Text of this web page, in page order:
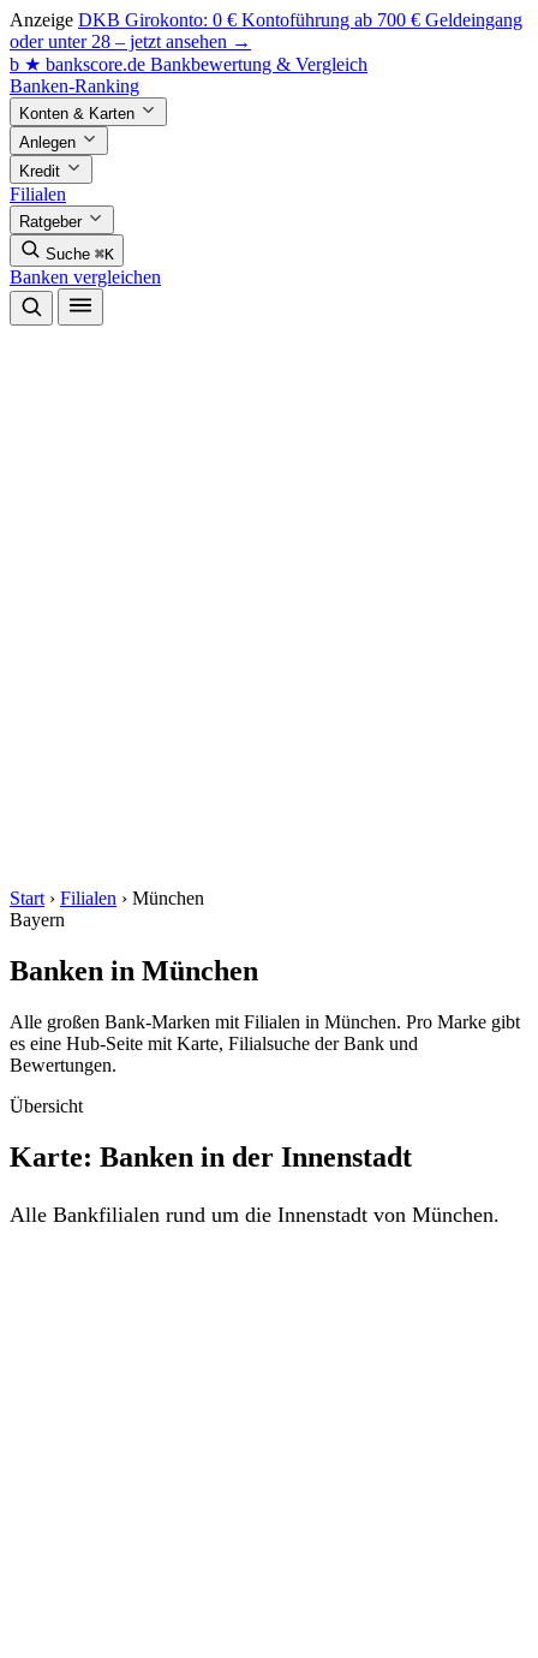
Anzeige DKB Girokonto: 0 € Kontoführung ab 700 € Geldeingang
oder unter 28 – jetzt ansehen →
b ★ bankscore.de Bankbewertung & Vergleich
Banken-Ranking
Konten & Karten
Anlegen
Kredit
Filialen
Ratgeber
Suche ⌘K
Banken vergleichen
Start › Filialen › München
Bayern
Banken in München
Alle großen Bank-Marken mit Filialen in München. Pro Marke gibt
es eine Hub-Seite mit Karte, Filialsuche der Bank und
Bewertungen.
Übersicht
Karte: Banken in der Innenstadt
Alle Bankfilialen rund um die Innenstadt von München.